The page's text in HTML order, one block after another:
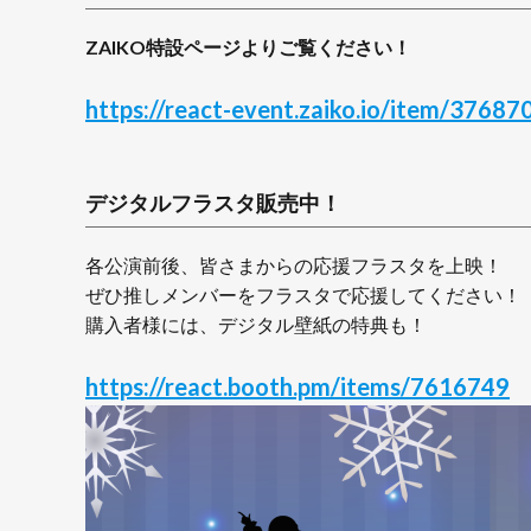
ZAIKO特設ページよりご覧ください！
https://react-event.zaiko.io/item/
デジタルフラスタ販売中！
各公演前後、皆さまからの応援フラスタを上映！
ぜひ推しメンバーをフラスタで応援してください！
購入者様には、デジタル壁紙の特典も！
https://react.booth.pm/items/7616749